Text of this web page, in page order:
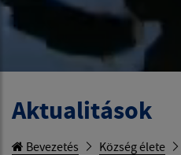
Aktualitások
Bevezetés Község élete